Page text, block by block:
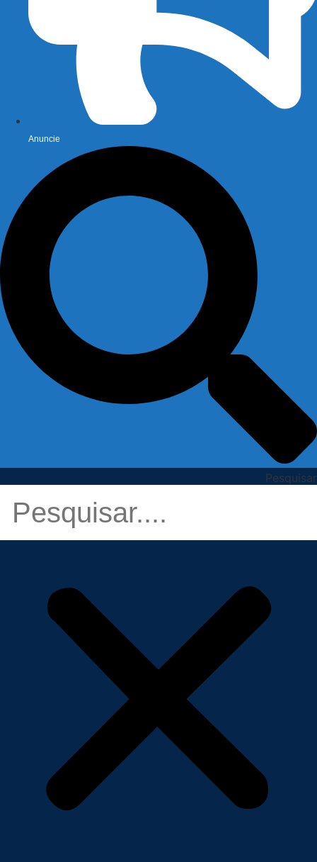
Anuncie
Pesquisar